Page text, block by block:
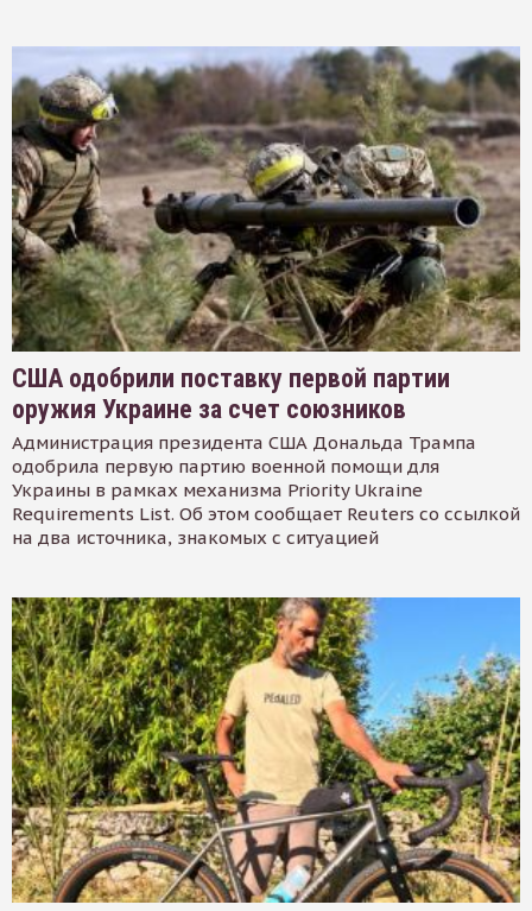
США одобрили поставку первой партии
оружия Украине за счет союзников
Администрация президента США Дональда Трампа
одобрила первую партию военной помощи для
Украины в рамках механизма Priority Ukraine
Requirements List. Об этом сообщает Reuters со ссылкой
на два источника, знакомых с ситуацией